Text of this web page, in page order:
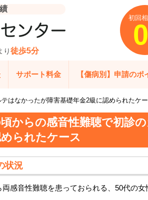
り徒歩5分
初回
0
サポート料金 【傷病別】申請のポ
はなかったが障害基礎年金2級に認められたケ
からの感音性難聴で初診
られたケース
状況
感音性難聴を患っておられる、50代の女